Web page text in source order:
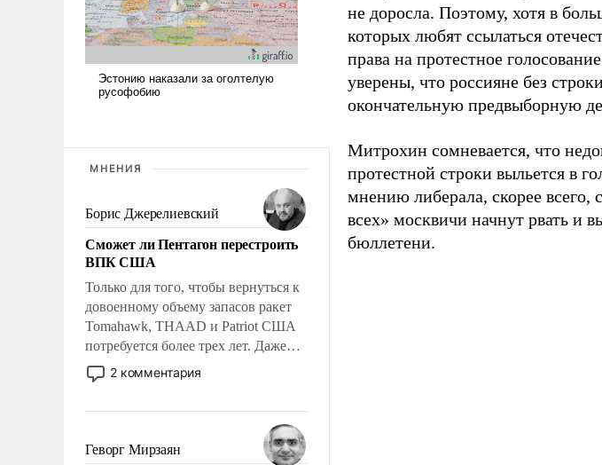
МНЕНИЯ
Борис Джерелиевский
Сможет ли Пентагон перестроить
ВПК США
Только для того, чтобы вернуться к
довоенному объему запасов ракет
Tomahawk, THAAD и Patriot США
потребуется более трех лет. Даже
небольшая война с Ираном
опустошила американские
уязвимости США, например, перед
2 комментария
Геворг Мирзаян
не доросла. Поэтому, хотя в
которых любят ссылаться
права на протестное
уверены, что россияне без
окончательную предвыборную
Митрохин сомневается, что
протестной строки выльется в
мнению либерала, скорее всего,
всех» москвичи начнут рвать и
бюллетени.